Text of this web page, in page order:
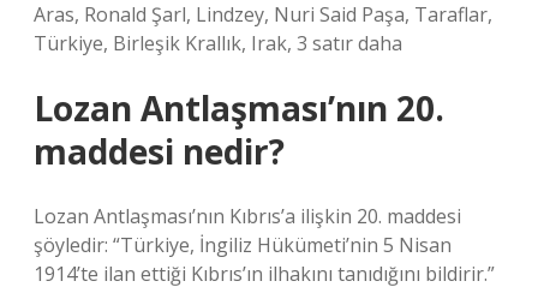
Aras, Ronald Şarl, Lindzey, Nuri Said Paşa, Taraflar,
Türkiye, Birleşik Krallık, Irak, 3 satır daha
Lozan Antlaşması’nın 20.
maddesi nedir?
Lozan Antlaşması’nın Kıbrıs’a ilişkin 20. maddesi
şöyledir: “Türkiye, İngiliz Hükümeti’nin 5 Nisan
1914’te ilan ettiği Kıbrıs’ın ilhakını tanıdığını bildirir.”